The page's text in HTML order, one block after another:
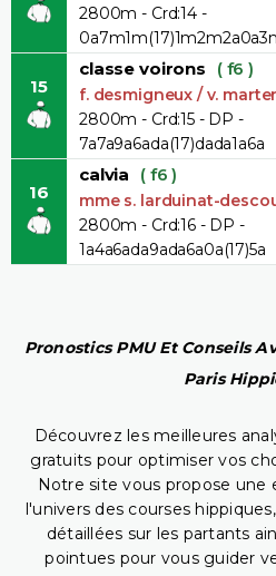
2800m - Crd:14 -
15
classe voirons ( f6 )
f. desmigneux / v.
2800m - Crd:15 - DP -
7a7a9a6ada(17)dada1a6a
16
calvia ( f6 )
mme s. larduinat-
2800m - Crd:16 - DP -
1a4a6ada9ada6a0a(17)5a
Pronostics PMU Et Conseils
Paris
Découvrez les meilleures
gratuits pour optimiser vos
Notre site vous propose une
l'univers des courses
détaillées sur les partants
pointues pour vous guider